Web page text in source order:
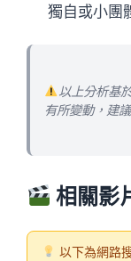
獨自或小團
以上分析基
有所變動，建
相關影
以下為網路